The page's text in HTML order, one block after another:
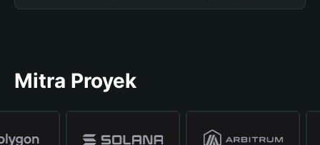
Mitra Proyek